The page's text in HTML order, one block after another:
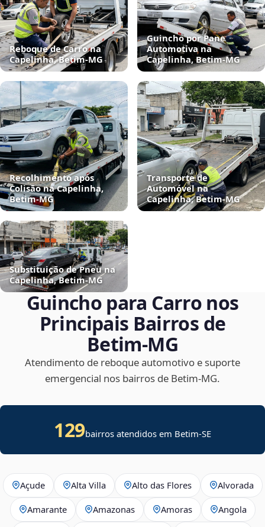
Reboque de Carro na
Capelinha, Betim‑MG
Guincho por Pane
Automotiva na
Capelinha, Betim‑MG
Recolhimento após
Colisão na Capelinha,
Betim‑MG
Transporte de
Automóvel na
Capelinha, Betim‑MG
Substituição de Pneu na
Capelinha, Betim‑MG
Guincho para Carro nos
Principais Bairros de
Betim‑MG
Atendimento de reboque automotivo e suporte
emergencial nos bairros de Betim‑MG.
129bairros atendidos em Betim-SE
Açude Alta Villa Alto das Flores Alvorada
Amarante Amazonas Amoras Angola